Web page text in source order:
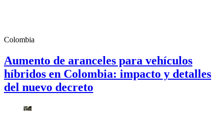
Colombia
Aumento de aranceles para vehículos
híbridos en Colombia: impacto y detalles
del nuevo decreto